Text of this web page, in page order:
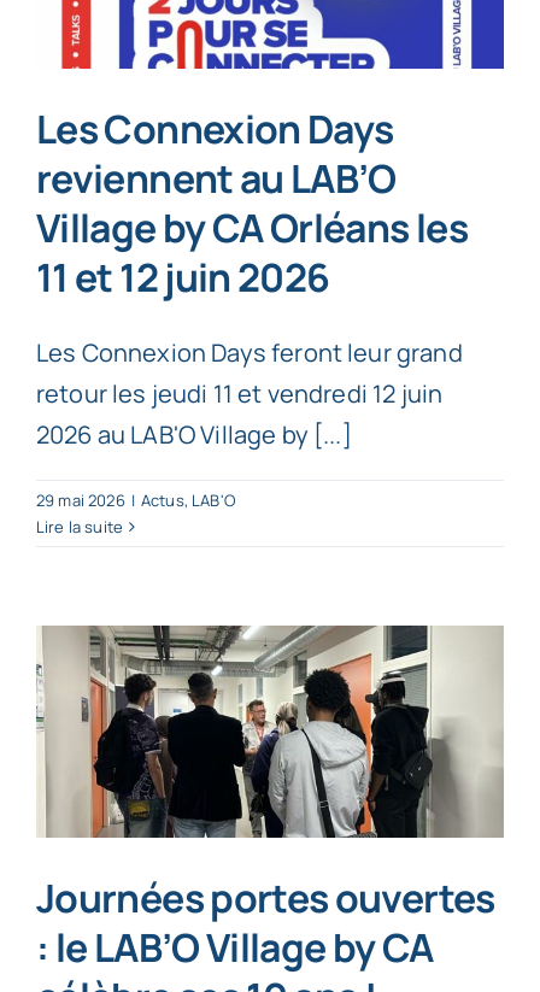
Les Connexion Days
reviennent au LAB’O
Village by CA Orléans les
11 et 12 juin 2026
Les Connexion Days feront leur grand
retour les jeudi 11 et vendredi 12 juin
2026 au LAB'O Village by [...]
29 mai 2026 | Actus, LAB'O
Lire la suite
Journées portes ouvertes
: le LAB’O Village by CA